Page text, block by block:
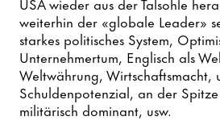
weiterhin der «globale Leader»
starkes politisches System,
Unternehmertum, Englisch als
Weltwährung, Wirtschaftsmacht,
Schuldenpotenzial, an der
militärisch dominant, usw.